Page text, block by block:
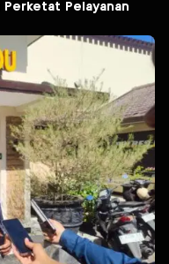
Pelayanan